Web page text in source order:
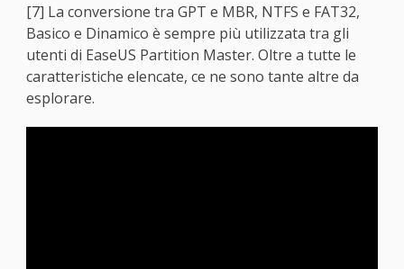
[7] La conversione tra GPT e MBR, NTFS e FAT32,
Basico e Dinamico è sempre più utilizzata tra gli
utenti di EaseUS Partition Master. Oltre a tutte le
caratteristiche elencate, ce ne sono tante altre da
esplorare.